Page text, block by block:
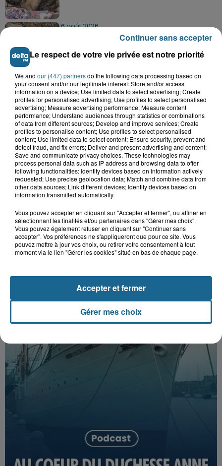
6 août 2026
Dunkerque : dix jeunes vont parcourir
9 000 km pour rencontrer...
6 août 2026
Blendecques : le jeune garçon de 12
ans qui s'était noyé est...
6 août 2026
Risque incendie dans le Nord : ce que
vous ne pouvez plus faire
NOS AUTRES PODCASTS
Le respect de votre vie privée est notre priorité
We and our (447) partnersdo the following data processing based on
your consent and/or our legitimate interest: Store and/or access
information on a device; Use limited data to select advertising; Create
profiles for personalised advertising; Use profiles to select personalised
advertising; Measure advertising performance; Measure content
performance; Understand audiences through statistics or combinations
of data from different sources; Develop and improve services; Create
profiles to personalise content; Use profiles to select personalised
content; Use limited data to select content; Ensure security, prevent and
detect fraud, and fix errors; Deliver and present advertising and content;
Save and communicate privacy choices. These technologies may
process personal data such as IP address and browsing data to offer
following functionalities: Identify devices based on information actively
requested; Use precise geolocation data; Match and combine data from
other data sources; Link different devices; Identify devices based on
information transmitted automatically.
Vous pouvez accepter en cliquant sur "Accepter et fermer", ou affiner en
sélectionnant les finalités et/ou partenaires dans "Gérer mes choix".
Vous pouvez également refuser en cliquant sur "Continuer sans
accepter". Vos préférences ne s'appliqueront que pour ce site. Vous
pouvez mettre à jour vos choix, ou retirer votre consentement à tout
moment via le lien "Gérer les cookies" situé en bas de chaque page.
Gérer mes choix
Accepter et fermer
Continuer sans accepter